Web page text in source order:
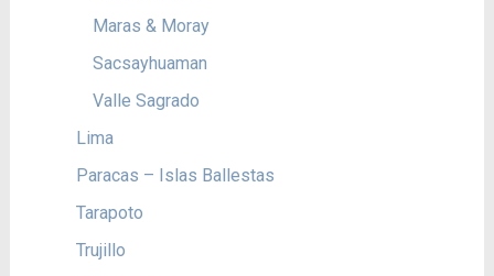
Maras & Moray
Sacsayhuaman
Valle Sagrado
Lima
Paracas – Islas Ballestas
Tarapoto
Trujillo